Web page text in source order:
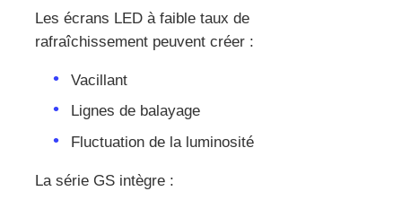
Les écrans LED à faible taux de
rafraîchissement peuvent créer :
Vacillant
Lignes de balayage
Fluctuation de la luminosité
La série GS intègre :